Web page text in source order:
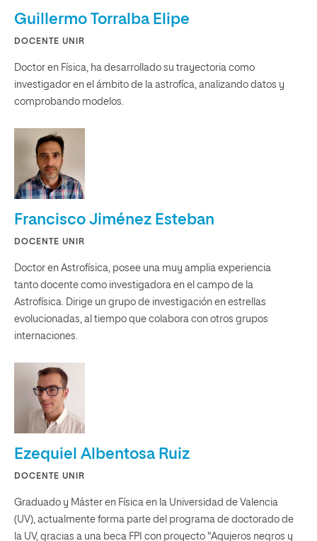
Guillermo Torralba Elipe
DOCENTE UNIR
Doctor en Física, ha desarrollado su trayectoria como
investigador en el ámbito de la astrofíca, analizando datos y
comprobando modelos.
Francisco Jiménez Esteban
DOCENTE UNIR
Doctor en Astrofísica, posee una muy amplia experiencia
tanto docente como investigadora en el campo de la
Astrofísica. Dirige un grupo de investigación en estrellas
evolucionadas, al tiempo que colabora con otros grupos
internaciones.
Ezequiel Albentosa Ruiz
DOCENTE UNIR
Graduado y Máster en Física en la Universidad de Valencia
(UV), actualmente forma parte del programa de doctorado de
la UV, gracias a una beca FPI con proyecto "Agujeros negros y